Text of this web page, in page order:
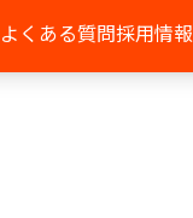
よくある質問採用情報